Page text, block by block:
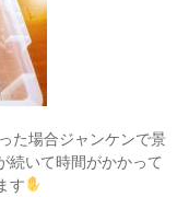
た場合ジャンケンで景
続いて時間がかかって
す